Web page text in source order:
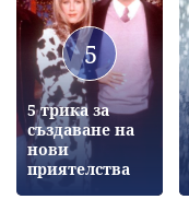
5
5 трика за
създаване на
нови
приятелства